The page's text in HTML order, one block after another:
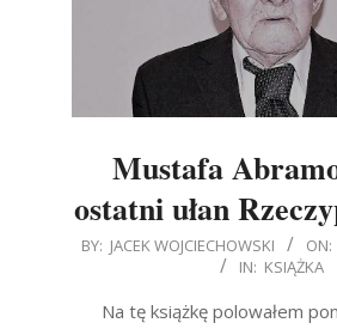
Mustafa
ostatni ułan
2019-
BY: JACEK WOJCIECHOWSKI ON:
IN: KSIĄŻKA
Na tę książkę polowałem